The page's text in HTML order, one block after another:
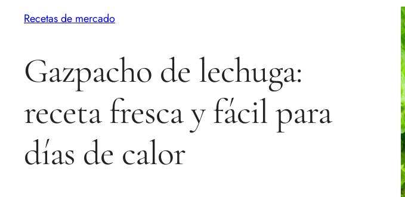
Recetas de mercado
Gazpacho de lechuga:
receta fresca y fácil para
días de calor